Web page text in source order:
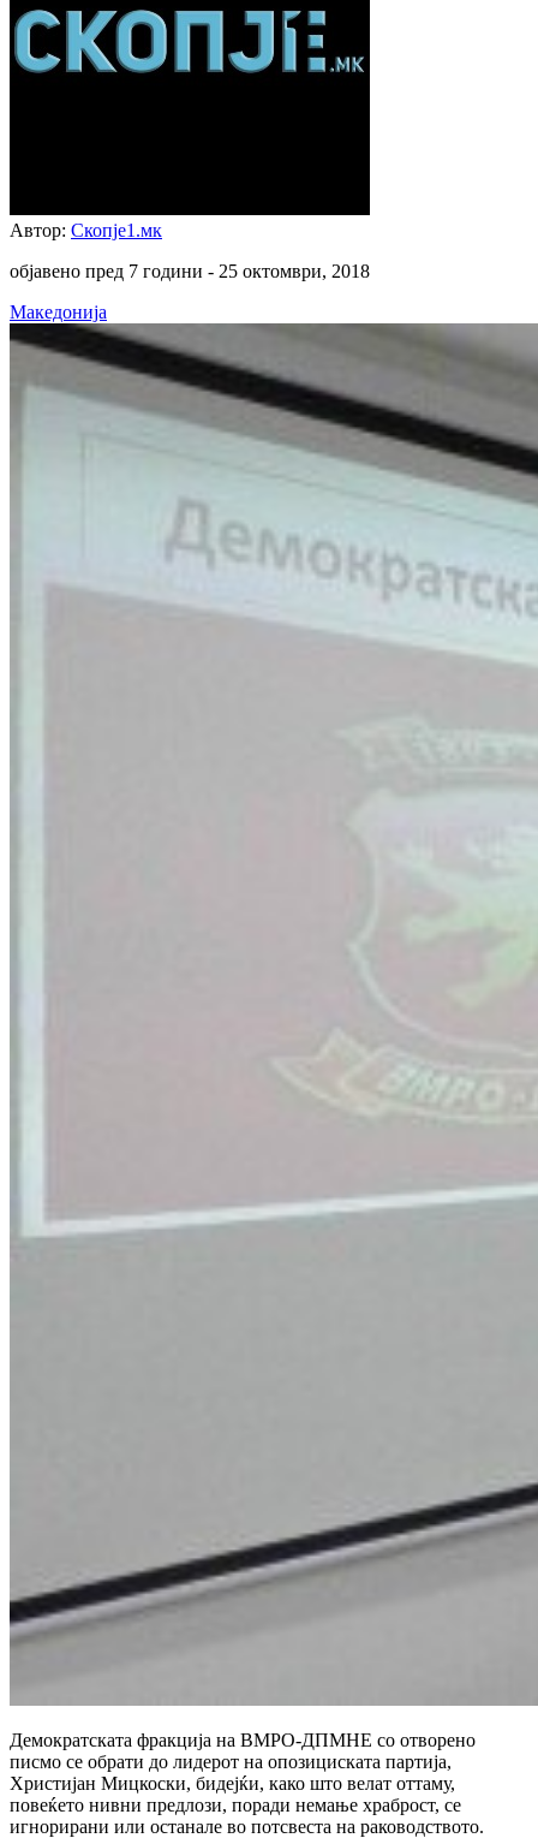
Автор: Скопје1.мк
објавено пред 7 години - 25 октомври, 2018
Македонија
Демократската фракција на ВМРО-ДПМНЕ со отворено
писмо се обрати до лидерот на опозициската партија,
Христијан Мицкоски, бидејќи, како што велат оттаму,
повеќето нивни предлози, поради немање храброст, се
игнорирани или останале во потсвеста на раководството.